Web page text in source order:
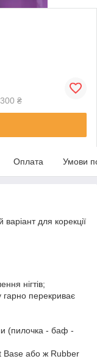
₴
Оплата Умови
для корекції
нігтів;
гарно перекриває
(пилочка - баф -
Base або ж Rubber